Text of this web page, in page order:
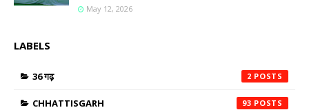
May 12, 2026
LABELS
36 गढ़ 2
CHHATTISGARH 93